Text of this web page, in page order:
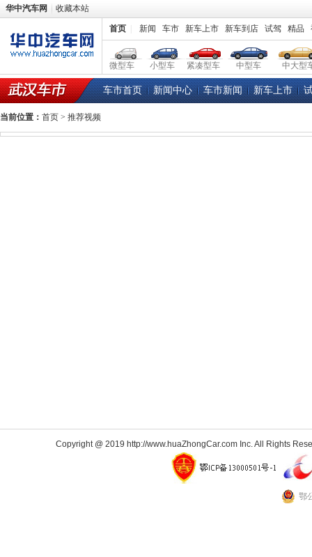
华中汽车网 收藏本站
首页 新闻 车市 新车上市 新车到店 试驾 精品
微型车 小型车 紧凑型车 中型车 中大型
车市首页 新闻中心 车市新闻 新车上市
当前位置： 首页 > 推荐视频
Copyright @ 2019 http://www.huaZhongCar.com Inc. All Rights
鄂